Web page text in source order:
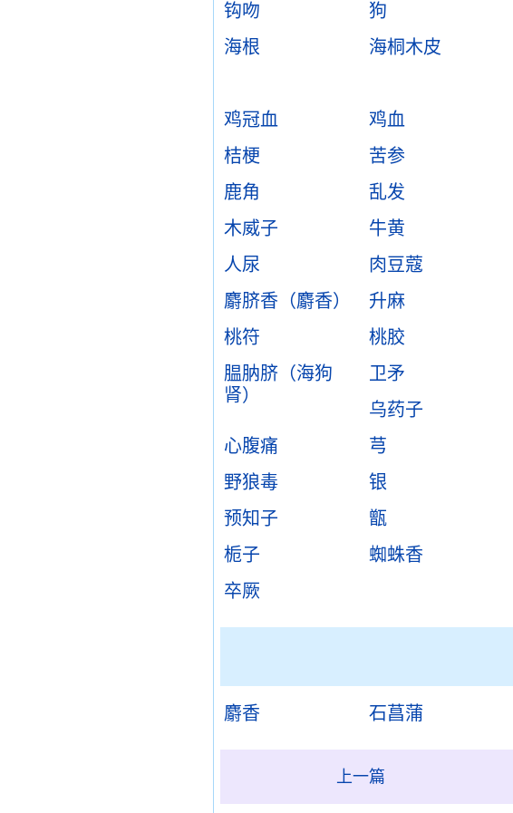
钩吻
狗
海根
海桐木皮
鸡冠血
鸡血
桔梗
苦参
鹿角
乱发
木威子
牛黄
人尿
肉豆蔻
麝脐香（麝香）
升麻
桃符
桃胶
腽肭脐（海狗
肾）
卫矛
乌药子
心腹痛
芎
野狼毒
银
预知子
甑
栀子
蜘蛛香
卒厥
麝香 石菖蒲
上一篇